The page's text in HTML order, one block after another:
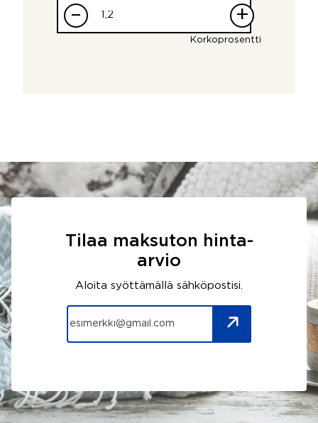
– +
Korkoprosentti
Tilaa maksuton hinta-
arvio
Aloita syöttämällä sähköpostisi.